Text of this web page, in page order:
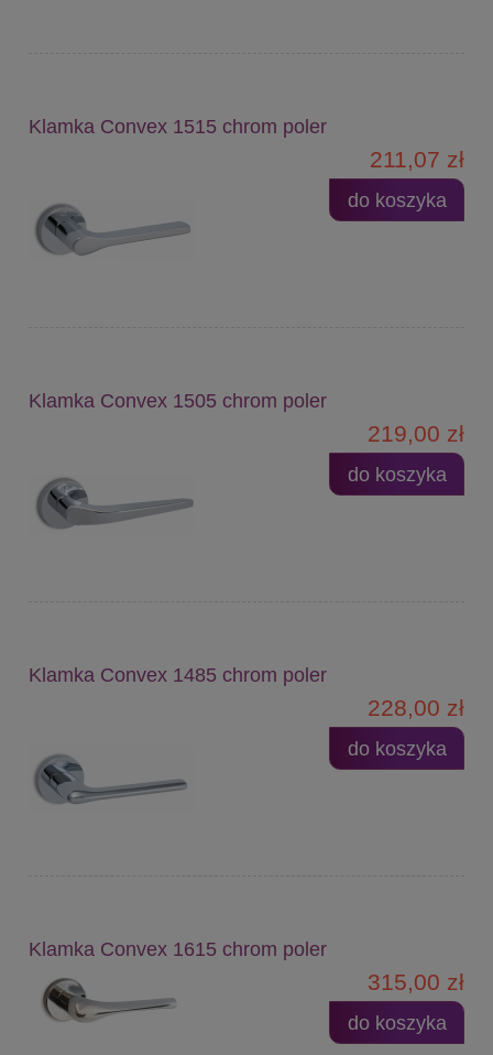
Klamka Convex 1515 chrom poler
211,07 zł
do koszyka
Klamka Convex 1505 chrom poler
219,00 zł
do koszyka
Klamka Convex 1485 chrom poler
228,00 zł
do koszyka
Klamka Convex 1615 chrom poler
315,00 zł
do koszyka